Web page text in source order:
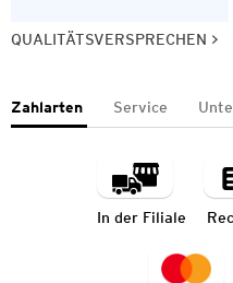
QUALITÄTSVERSPRECHEN
Zahlarten Service
In der Filiale